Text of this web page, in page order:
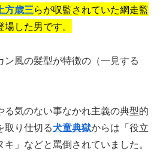
方歳三らが収監されていた網走監
した男です。
ン風の髪型が特徴の（一見する
る気のない事なかれ主義の典型的
取り仕切る犬童典獄からは「役立
」などと罵倒されていました。